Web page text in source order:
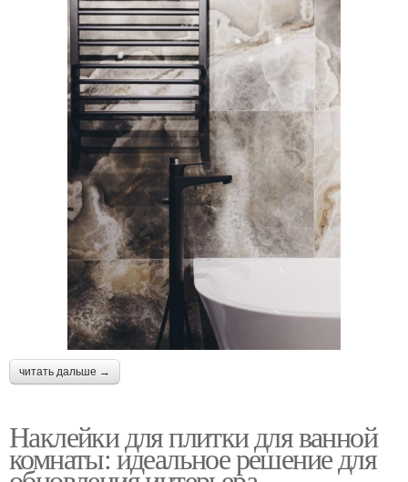
читать дальше →
Наклейки для плитки для ванной
комнаты: идеальное решение для